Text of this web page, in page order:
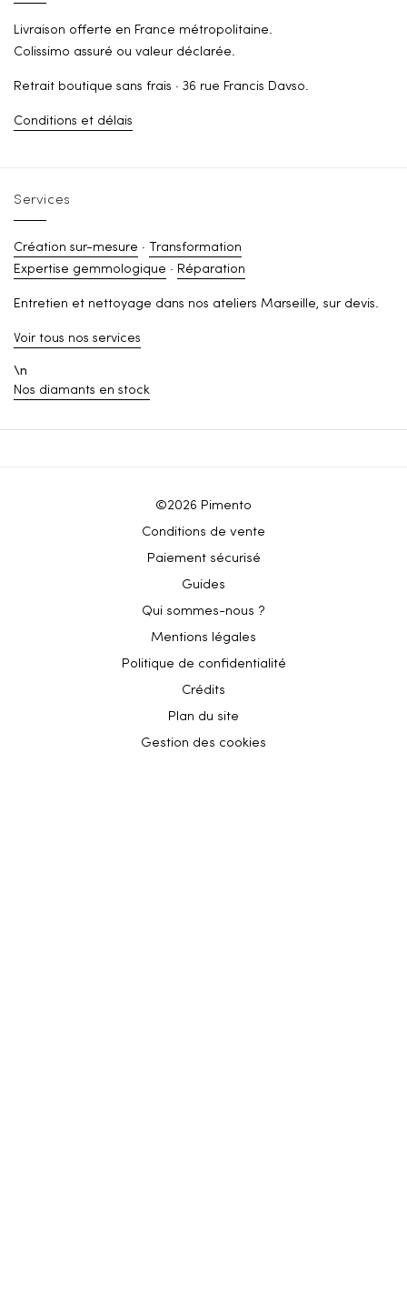
Livraison offerte en France métropolitaine.
Colissimo assuré ou valeur déclarée.
Retrait boutique sans frais · 36 rue Francis Davso.
Conditions et délais
Services
Création sur-mesure · Transformation
Expertise gemmologique · Réparation
Entretien et nettoyage dans nos ateliers Marseille, sur devis.
Voir tous nos services
\n
Nos diamants en stock
©2026 Pimento
Conditions de vente
Paiement sécurisé
Guides
Qui sommes-nous ?
Mentions légales
Politique de confidentialité
Crédits
Plan du site
Gestion des cookies